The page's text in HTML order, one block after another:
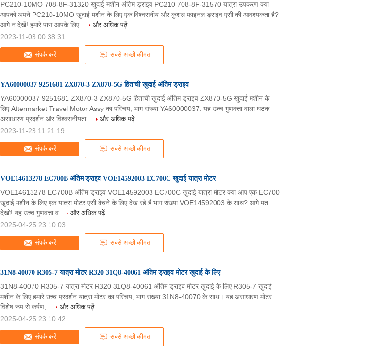
संपर्क करें सबसे अच्छी कीमत
PC210-10MO 708-8F-31320 खुदाई मशीन अंतिम ड्राइव PC210 708-8F-31570 यात्रा उपकरण क्या
आपको अपने PC210-10MO खुदाई मशीन के लिए एक विश्वसनीय और कुशल फाइनल ड्राइव एसी की आवश्यकता है?
आगे न देखें! हमारे पास आपके लिए ...
और अधिक पढ़ें
2023-11-03 00:38:31
YA60000037 9251681 ZX870-3 ZX870-5G हिताची खुदाई अंतिम ड्राइव
संपर्क करें सबसे अच्छी कीमत
YA60000037 9251681 ZX870-3 ZX870-5G हिताची खुदाई अंतिम ड्राइव ZX870-5G खुदाई मशीन के
लिए Aftermarket Travel Motor Assy का परिचय, भाग संख्या YA60000037. यह उच्च गुणवत्ता वाला घटक
असाधारण प्रदर्शन और विश्वसनीयता ...
और अधिक पढ़ें
2023-11-23 11:21:19
VOE14613278 EC700B अंतिम ड्राइव VOE14592003 EC700C खुदाई यात्रा मोटर
संपर्क करें सबसे अच्छी कीमत
VOE14613278 EC700B अंतिम ड्राइव VOE14592003 EC700C खुदाई यात्रा मोटर क्या आप एक EC700
खुदाई मशीन के लिए एक यात्रा मोटर एसी बेचने के लिए देख रहे हैं भाग संख्या VOE14592003 के साथ? आगे मत
देखो! यह उच्च गुणवत्ता व...
और अधिक पढ़ें
2025-04-25 23:10:03
31N8-40070 R305-7 यात्रा मोटर R320 31Q8-40061 अंतिम ड्राइव मोटर खुदाई के लिए
संपर्क करें सबसे अच्छी कीमत
31N8-40070 R305-7 यात्रा मोटर R320 31Q8-40061 अंतिम ड्राइव मोटर खुदाई के लिए R305-7 खुदाई
मशीन के लिए हमारे उच्च प्रदर्शन यात्रा मोटर का परिचय, भाग संख्या 31N8-40070 के साथ। यह असाधारण मोटर
विशेष रूप से कर्षण, ...
और अधिक पढ़ें
2025-04-25 23:10:42